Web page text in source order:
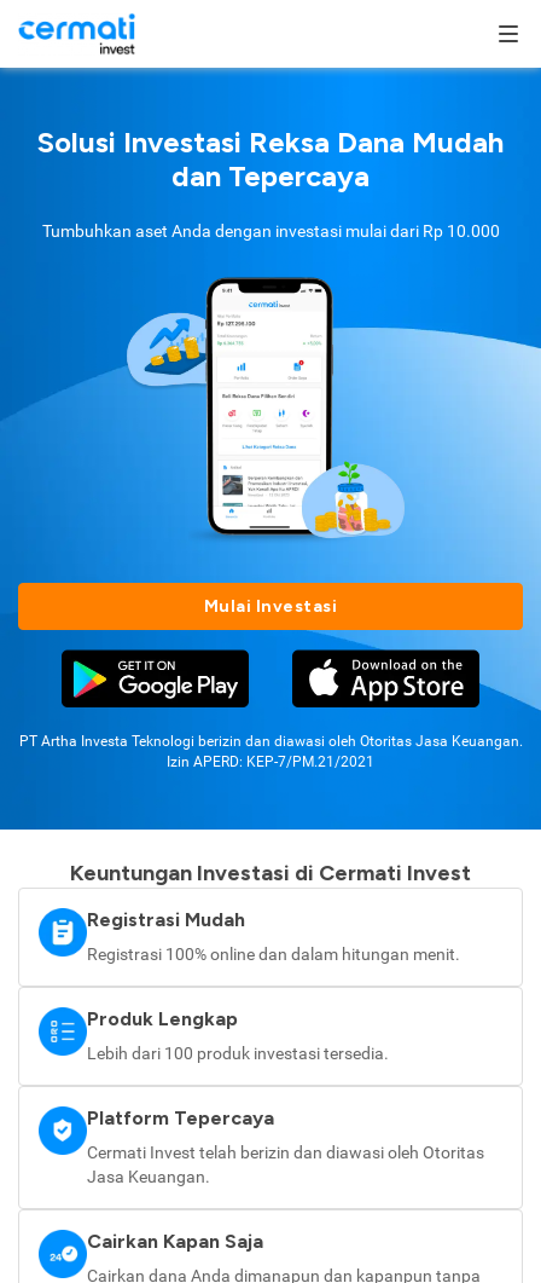
Solusi Investasi Reksa Dana Mudah
dan Tepercaya
Tumbuhkan aset Anda dengan investasi mulai dari Rp 10.000
Mulai Investasi
PT Artha Investa Teknologi berizin dan diawasi oleh Otoritas Jasa Keuangan.
Izin APERD: KEP-7/PM.21/2021
Keuntungan Investasi di Cermati Invest
Registrasi Mudah
Registrasi 100% online dan dalam hitungan menit.
Produk Lengkap
Lebih dari 100 produk investasi tersedia.
Platform Tepercaya
Cermati Invest telah berizin dan diawasi oleh Otoritas
Jasa Keuangan.
Cairkan Kapan Saja
Cairkan dana Anda dimanapun dan kapanpun tanpa